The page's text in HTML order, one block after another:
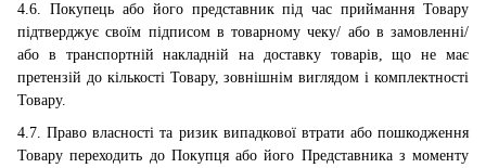
4.6. Покупець або його представник під час приймання Товару
підтверджує своїм підписом в товарному чеку/ або в замовленні/
або в транспортній накладній на доставку товарів, що не має
претензій до кількості Товару, зовнішнім виглядом і комплектності
Товару.
4.7. Право власності та ризик випадкової втрати або пошкодження
Товару переходить до Покупця або його Представника з моменту